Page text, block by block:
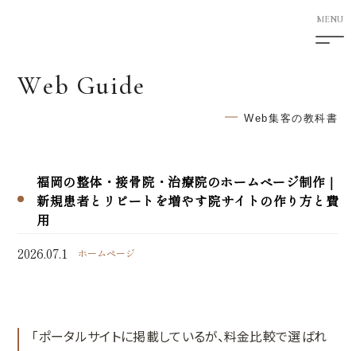
5F Shimotori Building
HOME
サービス案内
次世代型ホームページ制作
AI検索対応サービス
Web Guide
Web集客の教科書
福岡の整体・接骨院・治療院のホームページ制作｜
新規患者とリピートを増やす院サイトの作り方と費
用
2026.07.1
ホームページ
「ポータルサイトに掲載しているが、料金比較で選ばれ